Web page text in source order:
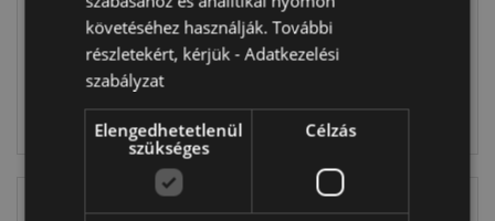
1620 db
készleten
BELÉPÉS
3984 db
készleten
BELÉPÉS
követéséhez használják. További
részletekért, kérjük -Adatkezelési
szabályzat
Elengedhetetlenül
szükséges
Célzás